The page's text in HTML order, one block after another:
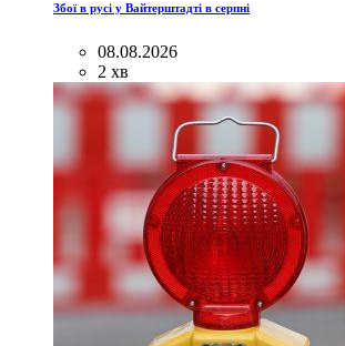
Збої в русі у Вайтерштадті в серпні
08.08.2026
2 хв